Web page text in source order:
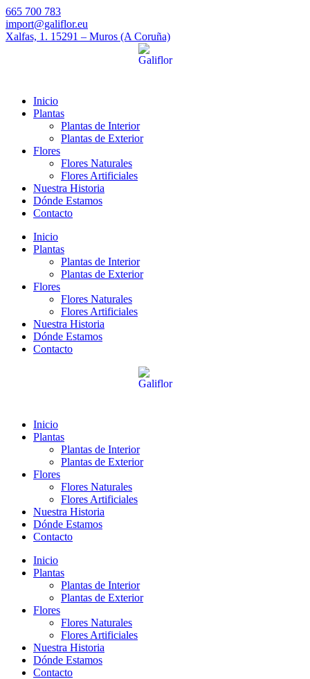
665 700 783
import@galiflor.eu
Xalfas, 1. 15291 – Muros (A Coruña)
Inicio
Plantas
Plantas de Interior
Plantas de Exterior
Flores
Flores Naturales
Flores Artificiales
Nuestra Historia
Dónde Estamos
Contacto
Inicio
Plantas
Plantas de Interior
Plantas de Exterior
Flores
Flores Naturales
Flores Artificiales
Nuestra Historia
Dónde Estamos
Contacto
Inicio
Plantas
Plantas de Interior
Plantas de Exterior
Flores
Flores Naturales
Flores Artificiales
Nuestra Historia
Dónde Estamos
Contacto
Inicio
Plantas
Plantas de Interior
Plantas de Exterior
Flores
Flores Naturales
Flores Artificiales
Nuestra Historia
Dónde Estamos
Contacto